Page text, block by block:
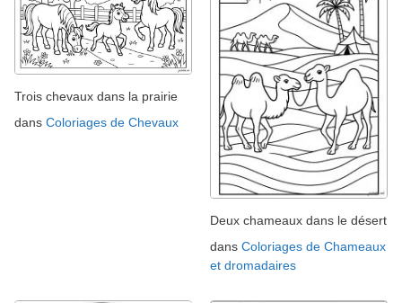
Trois chevaux dans la prairie
dans Coloriages de Chevaux
Deux chameaux dans le désert
dans Coloriages de Chameaux
et dromadaires